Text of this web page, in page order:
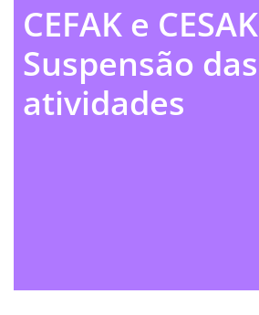
CEFAK e CESAK
Suspensão das
atividades